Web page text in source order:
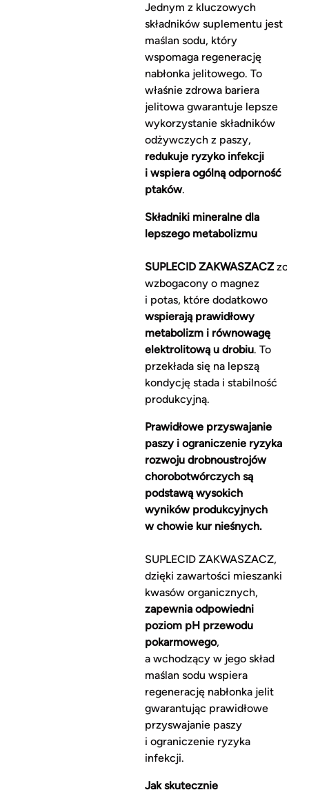
Jednym z kluczowych
składników suplementu jest
maślan sodu, który
wspomaga regenerację
nabłonka jelitowego. To
właśnie zdrowa bariera
jelitowa gwarantuje lepsze
wykorzystanie składników
odżywczych z paszy,
redukuje ryzyko infekcji
i wspiera ogólną odporność
ptaków.
Składniki mineralne dla
lepszego metabolizmu
SUPLECID ZAKWASZACZzostał
wzbogacony o magnez
i potas, które dodatkowo
wspierają prawidłowy
metabolizm i równowagę
elektrolitową u drobiu. To
przekłada się na lepszą
kondycję stada i stabilność
produkcyjną.
Prawidłowe przyswajanie
paszy i ograniczenie ryzyka
rozwoju drobnoustrojów
chorobotwórczych są
podstawą wysokich
wyników produkcyjnych
w chowie kur nieśnych.
SUPLECID ZAKWASZACZ,
dzięki zawartości mieszanki
kwasów organicznych,
zapewnia odpowiedni
poziom pH przewodu
pokarmowego,
a wchodzący w jego skład
maślan sodu wspiera
regenerację nabłonka jelit
gwarantując prawidłowe
przyswajanie paszy
i ograniczenie ryzyka
infekcji.
Jak skutecznie